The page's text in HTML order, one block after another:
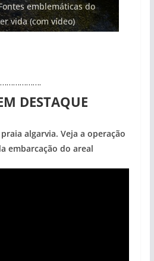
emblemáticas do
vida (com vídeo)
algarvia que cresceu
areia de praias e põem
Algarve (com vídeo)
cada. Nova rota
no Algarve
construção de dois
……………….
DESTAQUE
algarvia. Veja a operação
embarcação do areal